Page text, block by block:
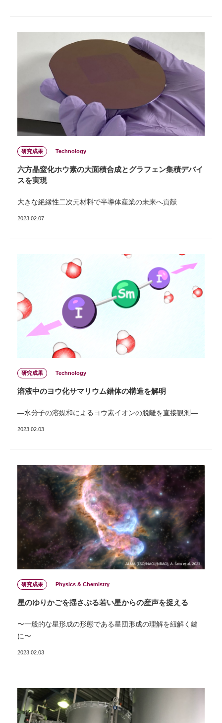
研究成果 Technology
六⽅晶窒化ホウ素の⼤⾯積合成とグラフェン集積デバイ
スを実現
⼤きな絶縁性⼆次元材料で半導体産業の未来へ貢献
2023.02.07
研究成果 Technology
溶液中のヨウ化サマリウム錯体の構造を解明
―水分子の溶媒和によるヨウ素イオンの脱離を直接観測―
2023.02.03
研究成果 Physics & Chemistry
星のゆりかごを揺さぶる若い星からの産声を捉える
〜⼀般的な星形成の形態である星団形成の理解を紐解く鍵
に〜
2023.02.03